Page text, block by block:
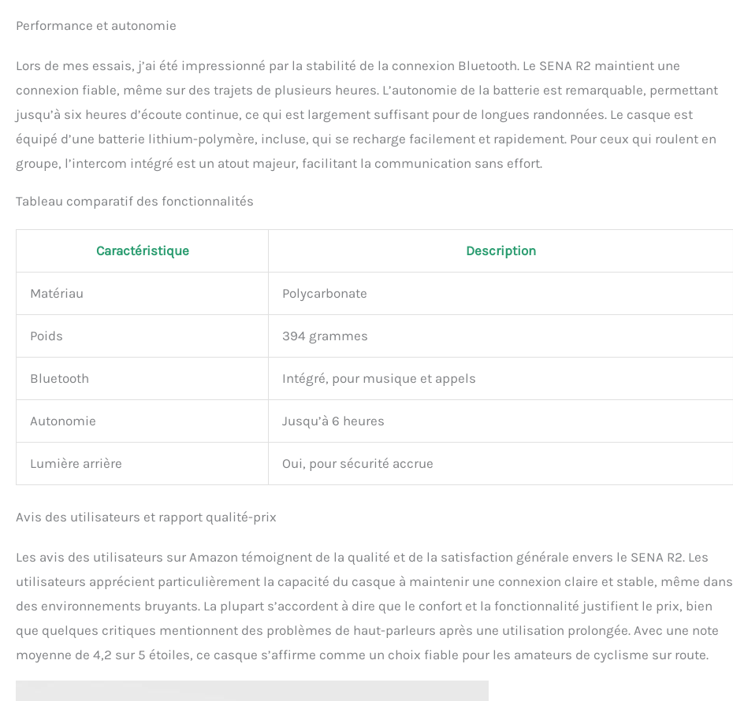
Performance et autonomie
Lors de mes essais, j’ai été impressionné par la stabilité de la connexion Bluetooth. Le SENA R2 maintient une
connexion fiable, même sur des trajets de plusieurs heures. L’autonomie de la batterie est remarquable, permettant
jusqu’à six heures d’écoute continue, ce qui est largement suffisant pour de longues randonnées. Le casque est
équipé d’une batterie lithium-polymère, incluse, qui se recharge facilement et rapidement. Pour ceux qui roulent en
groupe, l’intercom intégré est un atout majeur, facilitant la communication sans effort.
Tableau comparatif des fonctionnalités
Caractéristique Description
Matériau Polycarbonate
Poids 394 grammes
Bluetooth Intégré, pour musique et appels
Autonomie Jusqu’à 6 heures
Lumière arrière Oui, pour sécurité accrue
Avis des utilisateurs et rapport qualité-prix
Les avis des utilisateurs sur Amazon témoignent de la qualité et de la satisfaction générale envers le SENA R2. Les
utilisateurs apprécient particulièrement la capacité du casque à maintenir une connexion claire et stable, même dans
des environnements bruyants. La plupart s’accordent à dire que le confort et la fonctionnalité justifient le prix, bien
que quelques critiques mentionnent des problèmes de haut-parleurs après une utilisation prolongée. Avec une note
moyenne de 4,2 sur 5 étoiles, ce casque s’affirme comme un choix fiable pour les amateurs de cyclisme sur route.